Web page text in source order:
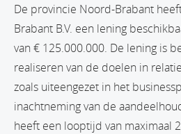
De provincie Noord-Brabant
Brabant B.V. een lening
van € 125.000.000. De lening is
realiseren van de doelen in
zoals uiteengezet in het
inachtneming van de
heeft een looptijd van maximaal